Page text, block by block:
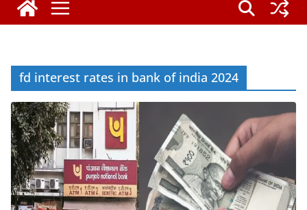
fd interest rates in bank of india 2024